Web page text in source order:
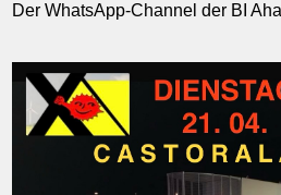
Der WhatsApp-Channel der BI